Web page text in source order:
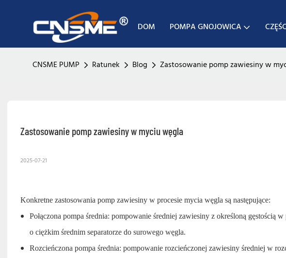
DOM POMPA GNOJOWICA
CNSME PUMP Ratunek Blog Zastosowanie pomp zawiesiny w
Zastosowanie pomp zawiesiny w myciu węgla
2025-07-21
Konkretne zastosowania pomp zawiesiny w procesie mycia węgla są następujące:
Połączona pompa średnia: pompowanie średniej zawiesiny z określoną gęstością
o ciężkim średnim separatorze do surowego węgla.
Rozcieńczona pompa średnia: pompowanie rozcieńczonej zawiesiny średniej w